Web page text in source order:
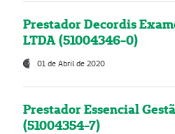
Prestador Decordis
LTDA (51004346-0)
01 de Abril de 2020
Prestador Essencial
(51004354-7)